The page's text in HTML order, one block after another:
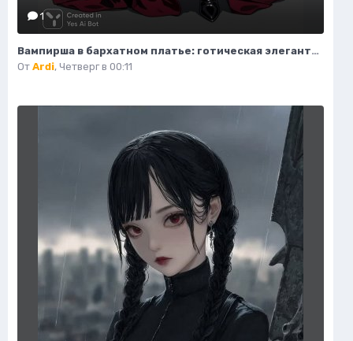
1
Вампирша в бархатном платье: готическая элегантность и таинственная красота ночи. Изображение из нейросети Flux Ai
От Ardi, Четверг в 00:11